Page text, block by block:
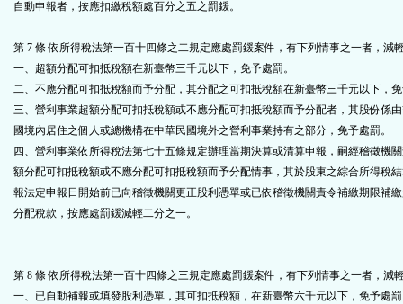
自動申報者，按應扣繳稅額處百分之五之罰鍰。
第 7 條依所得稅法第一百十四條之二規定應處罰鍰案件，有下列情事之一者，減
一、超額分配可扣抵稅額在新臺幣三千元以下，免予處罰。
二、不應分配可扣抵稅額而予分配，其分配之可扣抵稅額在新臺幣三千元以下，
三、營利事業超額分配可扣抵稅額或不應分配可扣抵稅額而予分配者，其股份係
國境內居住之個人或總機構在中華民國境外之營利事業持有之部分，免予處罰。
四、營利事業依所得稅法第七十五條規定辦理當期決算或清算申報，嗣經稽徵機
額分配可扣抵稅額或不應分配可扣抵稅額而予分配情事，其於股東之綜合所得稅
報法定申報日開始前已向稽徵機關更正股利憑單或已依稽徵機關責令補繳期限補
分配稅款，按應處罰鍰減輕二分之一。
第 8 條 依所得稅法第一百十四條之三規定應處罰鍰案件，有下列情事之一者，減
一、已自動補報或填發股利憑單，其可扣抵稅額，在新臺幣六千元以下，免予處